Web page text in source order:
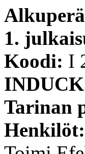
1.
Koodi: I
Tarinan
Henkilöt: